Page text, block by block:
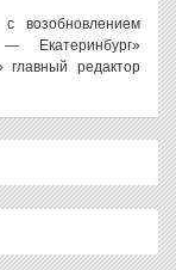
с возобновлением
Екатеринбург»
редактор